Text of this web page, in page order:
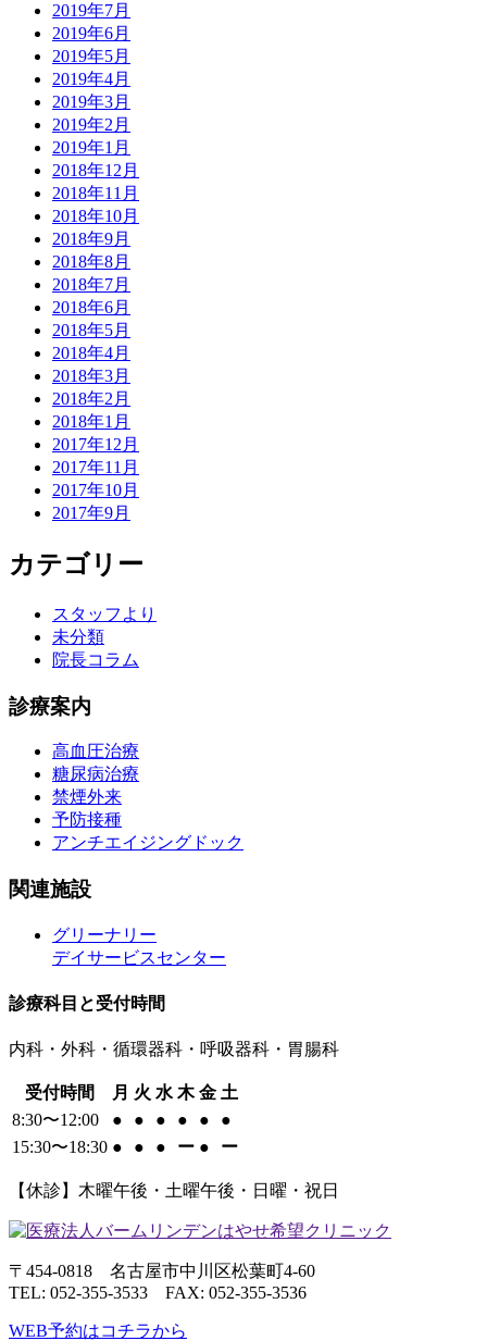
2019年7月
2019年6月
2019年5月
2019年4月
2019年3月
2019年2月
2019年1月
2018年12月
2018年11月
2018年10月
2018年9月
2018年8月
2018年7月
2018年6月
2018年5月
2018年4月
2018年3月
2018年2月
2018年1月
2017年12月
2017年11月
2017年10月
2017年9月
カテゴリー
スタッフより
未分類
院長コラム
診療案内
高血圧治療
糖尿病治療
禁煙外来
予防接種
アンチエイジングドック
関連施設
グリーナリー
デイサービスセンター
診療科目と受付時間
内科・外科・循環器科・呼吸器科・胃腸科
受付時間 月 火 水 木 金 土
8:30〜12:00
● ● ● ● ●
●
15:30〜18:30 ● ● ● ー ● ー
【休診】木曜午後・土曜午後・日曜・祝日
〒454-0818 名古屋市中川区松葉町4-60
TEL: 052-355-3533 FAX: 052-355-3536
WEB予約はコチラから